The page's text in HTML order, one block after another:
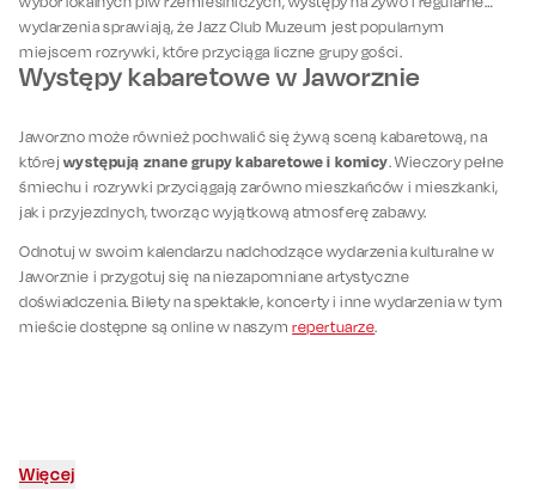
wydarzenia sprawiają, że Jazz Club Muzeum jest popularnym
miejscem rozrywki, które przyciąga liczne grupy gości.
Występy kabaretowe w Jaworznie
Jaworzno może również pochwalić się żywą sceną kabaretową, na
której występują znane grupy kabaretowe i komicy. Wieczory pełne
śmiechu i rozrywki przyciągają zarówno mieszkańców i mieszkanki,
jak i przyjezdnych, tworząc wyjątkową atmosferę zabawy.
Odnotuj w swoim kalendarzu nadchodzące wydarzenia kulturalne w
Jaworznie i przygotuj się na niezapomniane artystyczne
doświadczenia. Bilety na spektakle, koncerty i inne wydarzenia w tym
mieście dostępne są online w naszymrepertuarze.
Więcej